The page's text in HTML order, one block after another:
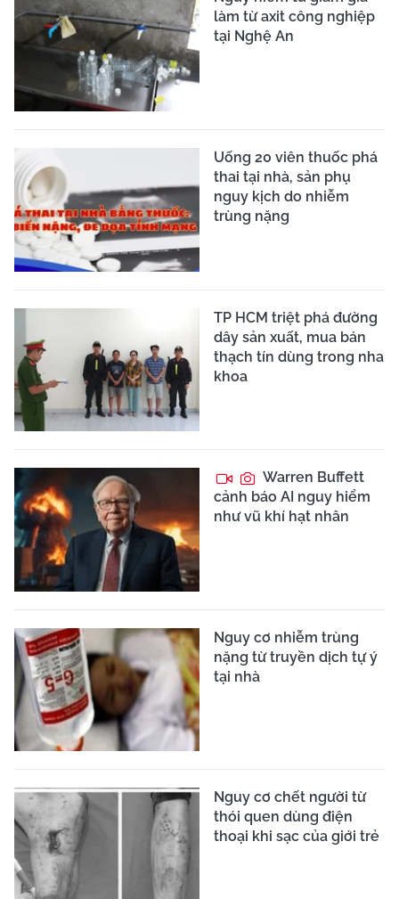
làm từ axit công nghiệp
tại Nghệ An
Uống 20 viên thuốc phá
thai tại nhà, sản phụ
nguy kịch do nhiễm
trùng nặng
TP HCM triệt phá đường
dây sản xuất, mua bán
thạch tín dùng trong nha
khoa
Warren Buffett
cảnh báo AI nguy hiểm
như vũ khí hạt nhân
Nguy cơ nhiễm trùng
nặng từ truyền dịch tự ý
tại nhà
Nguy cơ chết người từ
thói quen dùng điện
thoại khi sạc của giới trẻ